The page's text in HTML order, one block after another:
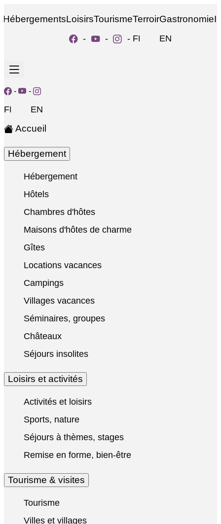
HébergementsLoisirsTourismeTerroirGastronomie
- - - FR EN
- -
FR EN
Accueil
Hébergement
Hébergement
Hôtels
Chambres d'hôtes
Maisons d'hôtes de charme
Gîtes
Locations vacances
Campings
Villages vacances
Séminaires, groupes
Châteaux
Séjours insolites
Loisirs et activités
Activités et loisirs
Sports, nature
Séjours à thèmes, stages
Remise en forme, bien-être
Tourisme & visites
Tourisme
Villes et villages